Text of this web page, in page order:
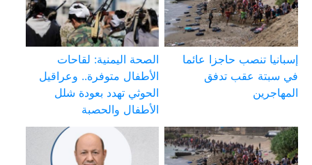
إسبانيا تنصب حاجزا عائما
في سبتة عقب تدفق
المهاجرين
الصحة اليمنية: لقاحات
الأطفال متوفرة.. وعراقيل
الحوثي تهدد بعودة شلل
الأطفال والحصبة